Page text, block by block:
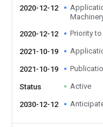
2020-12-12
2020-12-12
Priority to
2021-10-19
2021-10-19
Status Active
2030-12-12